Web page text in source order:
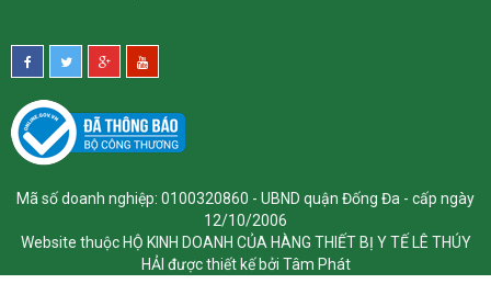
Mã số doanh nghiệp: 0100320860 - UBND quận Đống Đa - cấp ngày
12/10/2006
Website thuộc HỘ KINH DOANH CỦA HÀNG THIẾT BỊ Y TẾ LÊ THÚY
HẢI được thiết kế bởi Tâm Phát